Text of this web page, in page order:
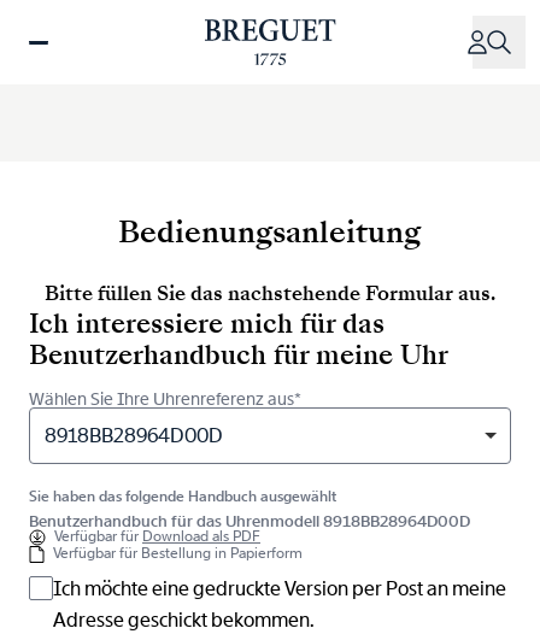
zum
Bedienungsanleitung
Bitte füllen Sie das nachstehende Formular aus.
Ich interessiere mich für das
Benutzerhandbuch für meine Uhr
Wählen Sie Ihre Uhrenreferenz aus*
8918BB28964D00D
Sie haben das folgende Handbuch ausgewählt
Benutzerhandbuch für das Uhrenmodell 8918BB28964D00D
Verfügbar für Download als PDF
Verfügbar für Bestellung in Papierform
Ich möchte eine gedruckte Version per Post an meine
Adresse geschickt bekommen.